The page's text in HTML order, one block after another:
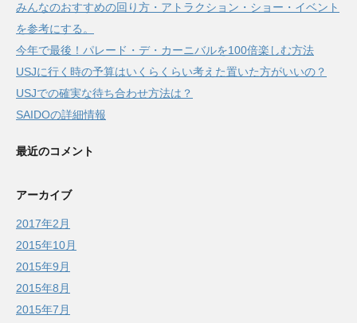
みんなのおすすめの回り方・アトラクション・ショー・イベント
を参考にする。
今年で最後！パレード・デ・カーニバルを100倍楽しむ方法
USJに行く時の予算はいくらくらい考えた置いた方がいいの？
USJでの確実な待ち合わせ方法は？
SAIDOの詳細情報
最近のコメント
アーカイブ
2017年2月
2015年10月
2015年9月
2015年8月
2015年7月